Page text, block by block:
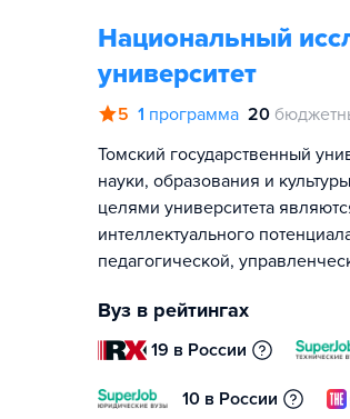
Национальный
университет
5 1 программа 20
Томский государственный
науки, образования и
целями университета
интеллектуального
педагогической,
Вуз в рейтингах
19 в России
10 в России